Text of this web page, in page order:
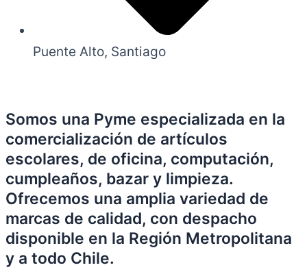
Puente Alto, Santiago
Somos una Pyme especializada en la
comercialización de artículos
escolares, de oficina, computación,
cumpleaños, bazar y limpieza.
Ofrecemos una amplia variedad de
marcas de calidad, con despacho
disponible en la Región Metropolitana
y a todo Chile.